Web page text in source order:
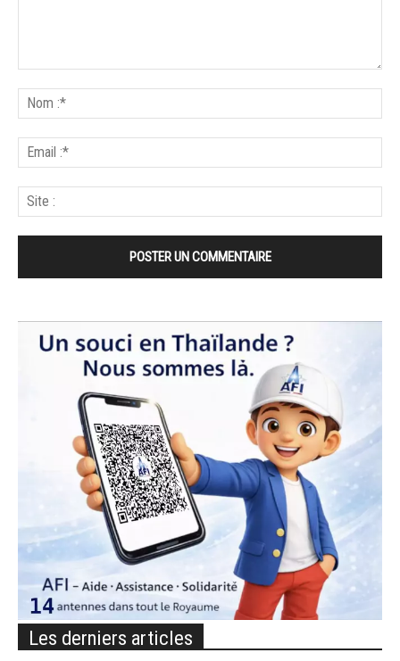
Les derniers articles